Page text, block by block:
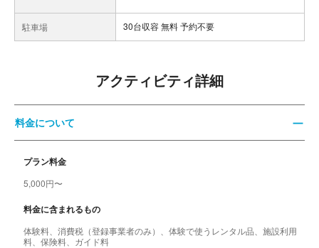
駐車場 30台収容 無料 予約不要
アクティビティ詳細
料金について
プラン料金
5,000円〜
料金に含まれるもの
体験料、消費税（登録事業者のみ）、体験で使うレンタル品、施設利用
料、保険料、ガイド料